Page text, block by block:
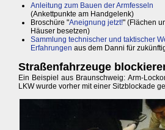
Anleitung zum Bauen der Armfesseln
(Ankettpunkte am Handgelenk)
Broschüre "Aneignung jetzt!" (Flächen
Häuser besetzen)
Sammlung technischer und taktischer
Erfahrungen aus dem Danni für
Straßenfahrzeuge
Ein Beispiel aus Braunschweig: Arm-
LKW wurde vorher mit einer Sitzblockade